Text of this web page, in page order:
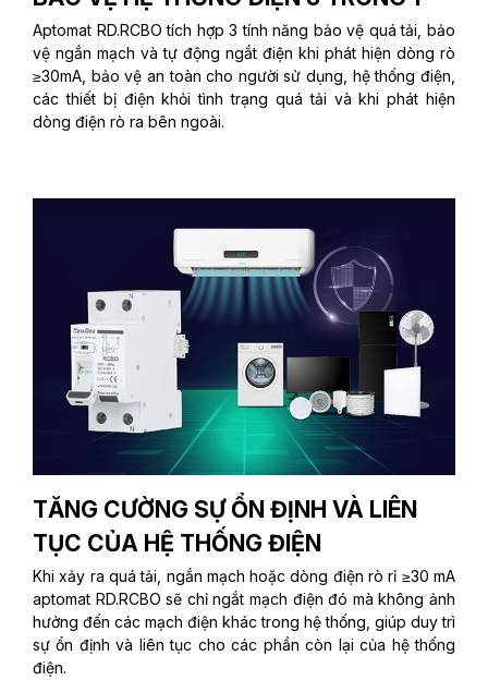
Aptomat RD.RCBO tích hợp 3 tính năng bảo vệ quá tải, bảo
vệ ngắn mạch và tự động ngắt điện khi phát hiện dòng rò
≥30mA, bảo vệ an toàn cho người sử dụng, hệ thống điện,
các thiết bị điện khỏi tình trạng quá tải và khi phát hiện
dòng điện rò ra bên ngoài.
TĂNG CƯỜNG SỰ ỔN ĐỊNH VÀ LIÊN
TỤC CỦA HỆ THỐNG ĐIỆN
Khi xảy ra quá tải, ngắn mạch hoặc dòng điện rò rỉ ≥30 mA
aptomat RD.RCBO sẽ chỉ ngắt mạch điện đó mà không ảnh
hưởng đến các mạch điện khác trong hệ thống, giúp duy trì
sự ổn định và liên tục cho các phần còn lại của hệ thống
điện.